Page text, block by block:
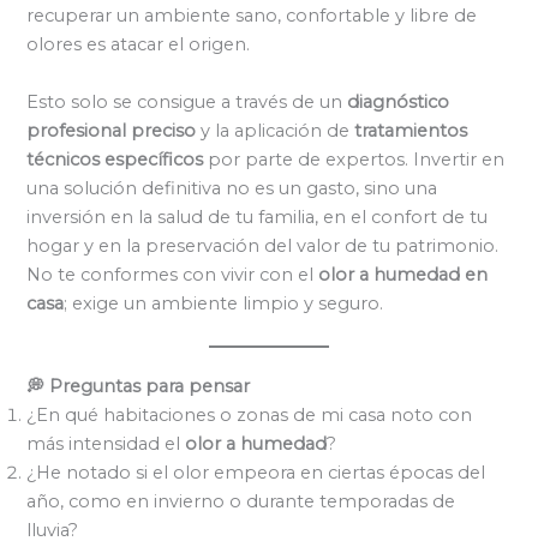
recuperar un ambiente sano, confortable y libre de
olores es atacar el origen.
Esto solo se consigue a través de un diagnóstico
profesional preciso y la aplicación detratamientos
técnicos específicospor parte de expertos. Invertir en
una solución definitiva no es un gasto, sino una
inversión en la salud de tu familia, en el confort de tu
hogar y en la preservación del valor de tu patrimonio.
No te conformes con vivir con el olor a humedad en
casa; exige un ambiente limpio y seguro.
💭 Preguntas para pensar
¿En qué habitaciones o zonas de mi casa noto con
más intensidad el olor a humedad?
¿He notado si el olor empeora en ciertas épocas del
año, como en invierno o durante temporadas de
lluvia?